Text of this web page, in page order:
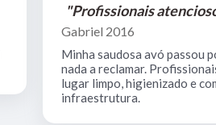
"Profissionais
Gabriel 2016
Minha saudosa avó passou
nada a reclamar.
lugar limpo, higienizado e
infraestrutura.